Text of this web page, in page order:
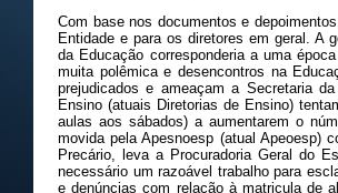
Com base nos documentos e
Entidade e para os diretores em geral. A
da Educação corresponderia a uma
muita polêmica e desencontros na
prejudicados e ameaçam a Secretaria
Ensino (atuais Diretorias de Ensino)
aulas aos sábados) a aumentarem o
movida pela Apesnoesp (atual Apeoesp)
Precário, leva a Procuradoria Geral do
necessário um razoável trabalho para
e denúncias com relação à matricula de